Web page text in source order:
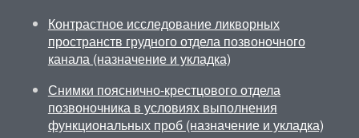
Контрастное исследование ликворных
пространств грудного отдела позвоночного
канала (назначение и укладка)
Снимки пояснично-крестцового отдела
позвоночника в условиях выполнения
функциональных проб (назначение и укладка)